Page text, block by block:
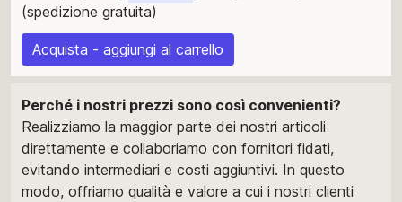
(spedizione gratuita)
Acquista - aggiungi al carrello
Perché i nostri prezzi sono così convenienti?
Realizziamo la maggior parte dei nostri articoli
direttamente e collaboriamo con fornitori fidati,
evitando intermediari e costi aggiuntivi. In questo
modo, offriamo qualità e valore a cui i nostri clienti